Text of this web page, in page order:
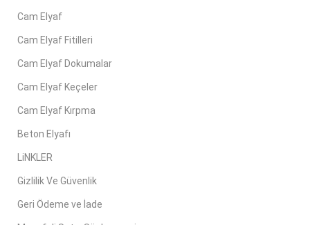
Cam Elyaf
Cam Elyaf Fitilleri
Cam Elyaf Dokumalar
Cam Elyaf Keçeler
Cam Elyaf Kırpma
Beton Elyafı
LiNKLER
Gizlilik Ve Güvenlik
Geri Ödeme ve İade